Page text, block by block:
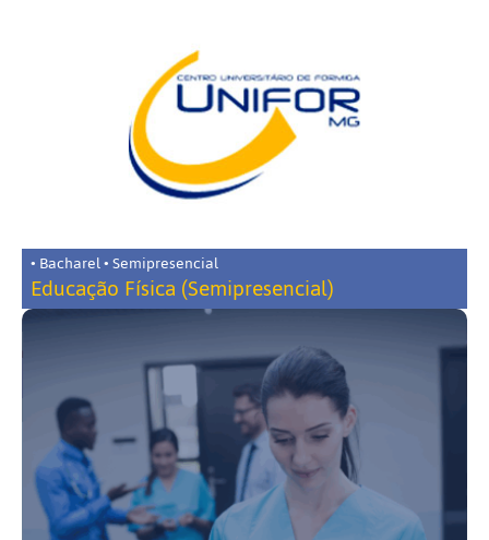
• Bacharel • Semipresencial
Educação Física (Semipresencial)